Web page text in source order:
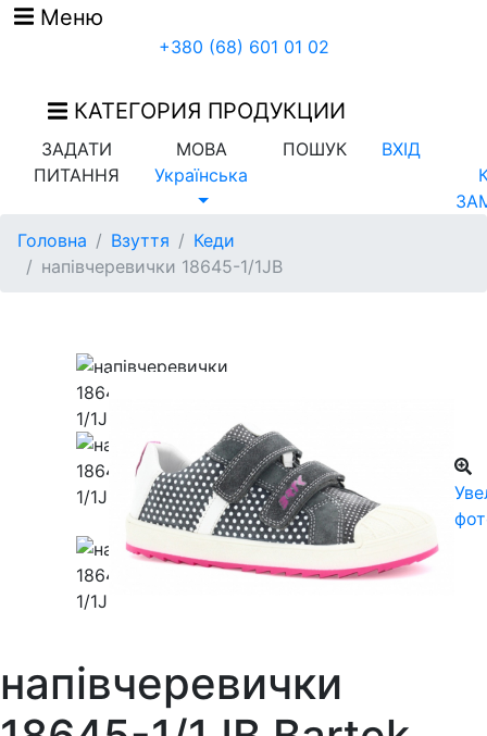
Меню
+380 (68) 601 01 02
КАТЕГОРИЯ ПРОДУКЦИИ
ЗАДАТИ
ПИТАННЯ
МОВА
Українська
ПОШУК
ВХІД
Головна
Взуття
Кеди
напівчеревички 18645-1/1JB
напівчеревички